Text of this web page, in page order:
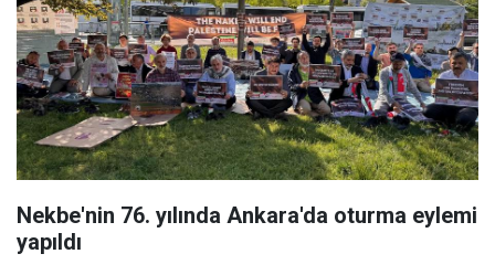
Nekbe'nin 76. yılında Ankara'da oturma eylemi
yapıldı